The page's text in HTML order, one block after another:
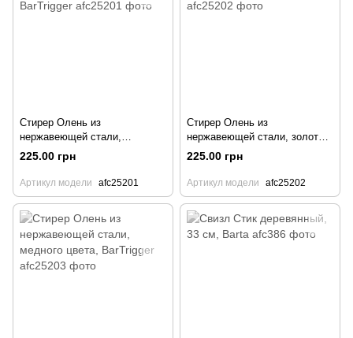
Стирер Олень из
нержавеющей стали,
серебристого цвета,
BarTrigger
225.00 грн
Артикул модели afc25201
Стирер Олень из
нержавеющей стали, золотого
цвета, BarTrigger
225.00 грн
Артикул модели afc25202